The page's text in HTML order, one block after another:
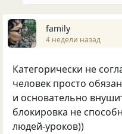
family
4 недели назад
Категорически не
человек просто
и основательно
блокировка не
людей-уроков))